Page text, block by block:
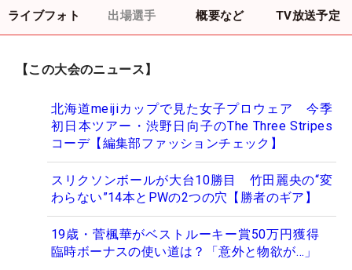
ライブフォト 出場選手 概要など TV放送予定
【この大会のニュース】
北海道meijiカップで見た女子プロウェア 今季
初日本ツアー・渋野日向子のThe Three Stripes
コーデ【編集部ファッションチェック】
スリクソンボールが大台10勝目 竹田麗央の“変
わらない”14本とPWの2つの穴【勝者のギア】
19歳・菅楓華がベストルーキー賞50万円獲得
臨時ボーナスの使い道は？「意外と物欲が…」